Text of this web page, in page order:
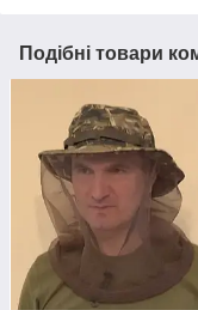
Подібні товари